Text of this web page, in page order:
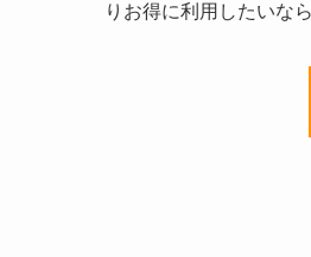
りお得に利用したいな